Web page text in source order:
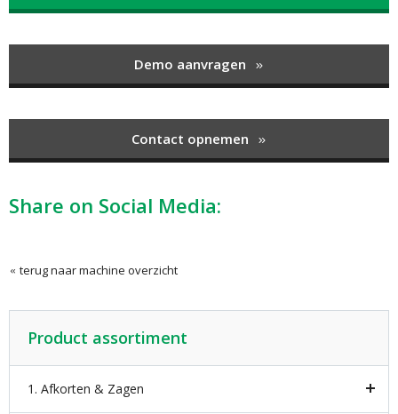
Demo aanvragen
Contact opnemen
Share on Social Media:
terug naar machine overzicht
Product assortiment
1. Afkorten & Zagen